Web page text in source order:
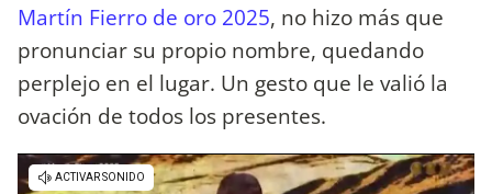
Martín Fierro de oro 2025, no hizo más que
pronunciar su propio nombre, quedando
perplejo en el lugar. Un gesto que le valió la
ovación de todos los presentes.